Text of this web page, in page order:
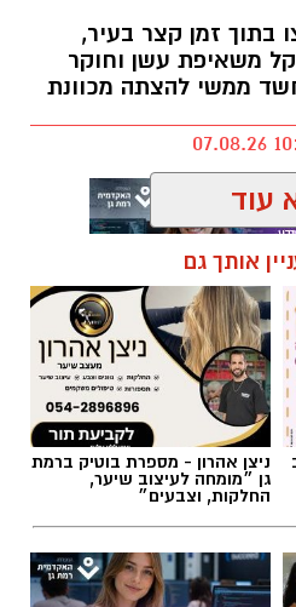
בתוך זמן קצר בעיר,
משאיפת עשן וחוקר
ממשי להצתה מכוונת
עוד
אותך גם
ניצן אהרון - מספרת בוטיק ברמת
גן ״מומחה לעיצוב שיער,
החלקות, וצבעים״